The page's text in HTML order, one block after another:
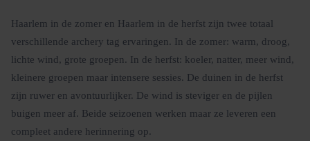
Haarlem in de zomer en Haarlem in de herfst zijn twee totaal
verschillende archery tag ervaringen. In de zomer: warm, droog,
lichte wind, grote groepen. In de herfst: koeler, natter, meer wind,
kleinere groepen maar intensere sessies. De duinen in de herfst
zijn ruwer en avontuurlijker. De wind is steviger en de pijlen
buigen meer af. Beide seizoenen werken maar ze leveren een
compleet andere herinnering op.